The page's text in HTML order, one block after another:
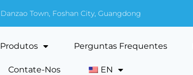
Danzao Town, Foshan City, Guangdong
Produtos Perguntas Frequentes
Contate-Nos EN